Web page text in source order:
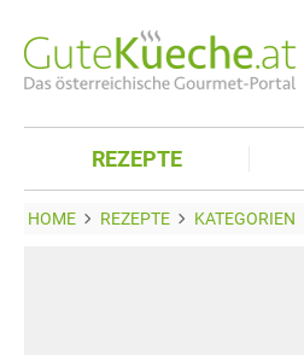
REZEPTE
HOME REZEPTE KATEGORIEN